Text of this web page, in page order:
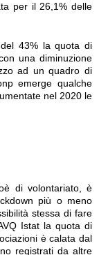
per il 26,1% delle
43% la quota di
una diminuzione
ad un quadro di
emerge qualche
nel 2020 le
di volontariato, è
più o meno
stessa di fare
Istat la quota di
è calata dal
registrati da altre